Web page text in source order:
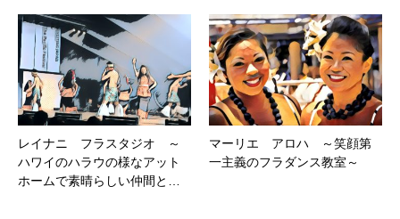
レイナニ フラスタジオ ～
ハワイのハラウの様なアット
ホームで素晴らしい仲間と…
マーリエ アロハ ～笑顔第
一主義のフラダンス教室～